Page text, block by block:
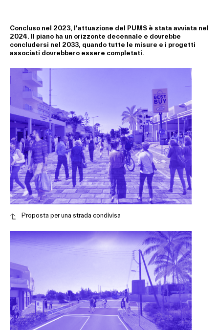
Concluso nel 2023, l'attuazione del PUMS è stata avviata nel
2024. Il piano ha un orizzonte decennale e dovrebbe
concludersi nel 2033, quando tutte le misure e i progetti
associati dovrebbero essere completati.
Proposta per una strada condivisa